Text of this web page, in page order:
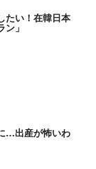
たい！在韓日本
」
…出産が怖いわ